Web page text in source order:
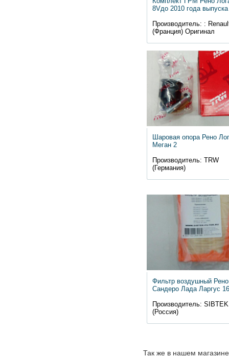
8Vдо 2010 года выпуска
Производитель: :
(Франция) Оригинал
Шаровая опора Рено
Меган 2
Производитель: TRW
(Германия)
Фильтр воздушный
Сандеро Лада Ларгус
Производитель: SIBTEK
(Россия)
Так же в нашем